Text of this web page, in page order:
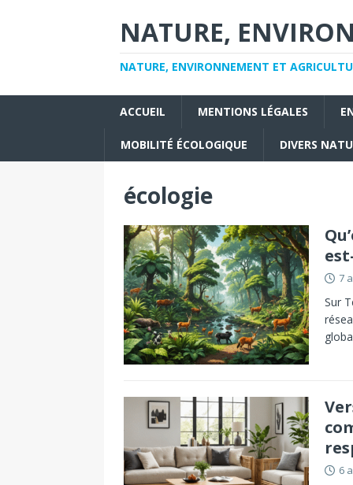
NATURE,
NATURE, ENVIRONNEMENT ET
ACCUEIL MENTIONS LÉGALES
MOBILITÉ ÉCOLOGIQUE DIVERS
écologie
7
Sur
6